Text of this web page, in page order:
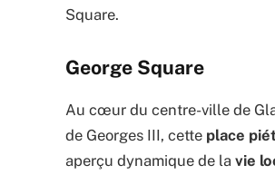
Square.
George Square
Au cœur du centre-ville de
de Georges III, cette place
aperçu dynamique de la vie